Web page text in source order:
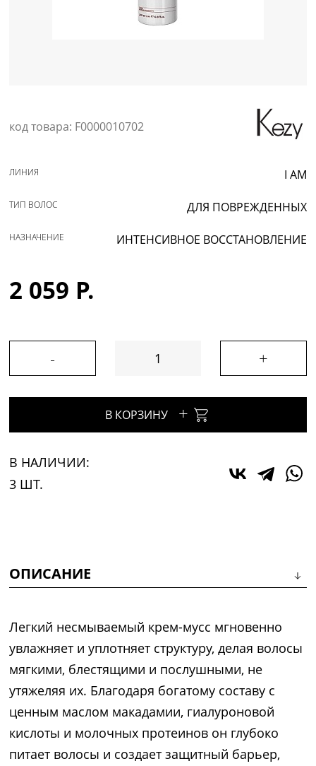
код товара: F0000010702
I AM
ЛИНИЯ
ДЛЯ ПОВРЕЖДЕННЫХ
ТИП ВОЛОС
ИНТЕНСИВНОЕ ВОССТАНОВЛЕНИЕ
НАЗНАЧЕНИЕ
2 059 Р.
- +
В КОРЗИНУ +
В НАЛИЧИИ:
3 ШТ.
ОПИСАНИЕ
Легкий несмываемый крем-мусс мгновенно
увлажняет и уплотняет структуру, делая волосы
мягкими, блестящими и послушными, не
утяжеляя их. Благодаря богатому составу с
ценным маслом макадамии, гиалуроновой
кислоты и молочных протеинов он глубоко
питает волосы и создает защитный барьер,